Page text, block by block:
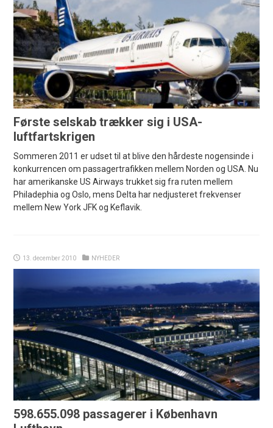
Første selskab trækker sig i USA-
luftfartskrigen
Sommeren 2011 er udset til at blive den hårdeste nogensinde i
konkurrencen om passagertrafikken mellem Norden og USA. Nu
har amerikanske US Airways trukket sig fra ruten mellem
Philadephia og Oslo, mens Delta har nedjusteret frekvenser
mellem New York JFK og Keflavik.
13. december 2010 NYHEDER
598.655.098 passagerer i København